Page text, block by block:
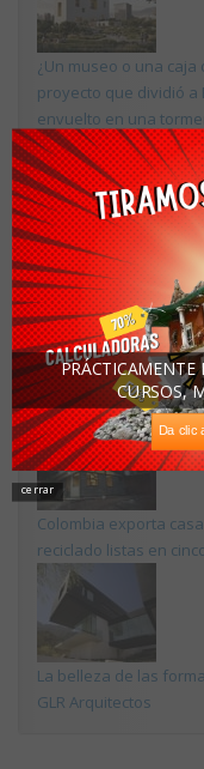
¿Un museo o una caja
proyecto que dividió a
envuelto en una
13 edificios, un
en la lista de la
La madera utilizada
elemental para un
Chagual.
Colombia exporta
reciclado listas en
La belleza de las
GLR Arquitectos
cerrar
Da clic
PRÁCTICAMENTE
CURSOS,